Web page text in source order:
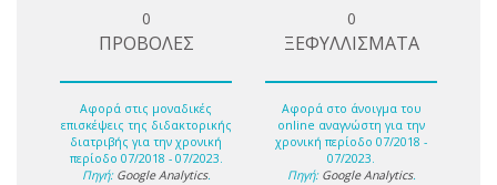
0
ΠΡΟΒΟΛΕΣ
Αφορά στις μοναδικές
επισκέψεις της διδακτορικής
διατριβής για την χρονική
περίοδο 07/2018 - 07/2023.
Πηγή: Google Analytics.
0
ΞΕΦΥΛΛΙΣΜΑΤΑ
Αφορά στο άνοιγμα του
online αναγνώστη για την
χρονική περίοδο 07/2018 -
07/2023.
Πηγή: Google Analytics.